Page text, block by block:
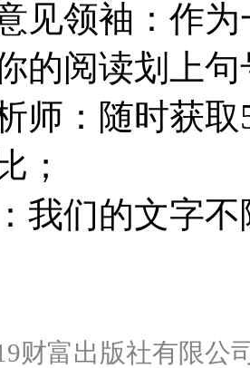
见领袖： 作为
的阅读划上句
师： 随时获
；
我们的文字
财富出版社有限公